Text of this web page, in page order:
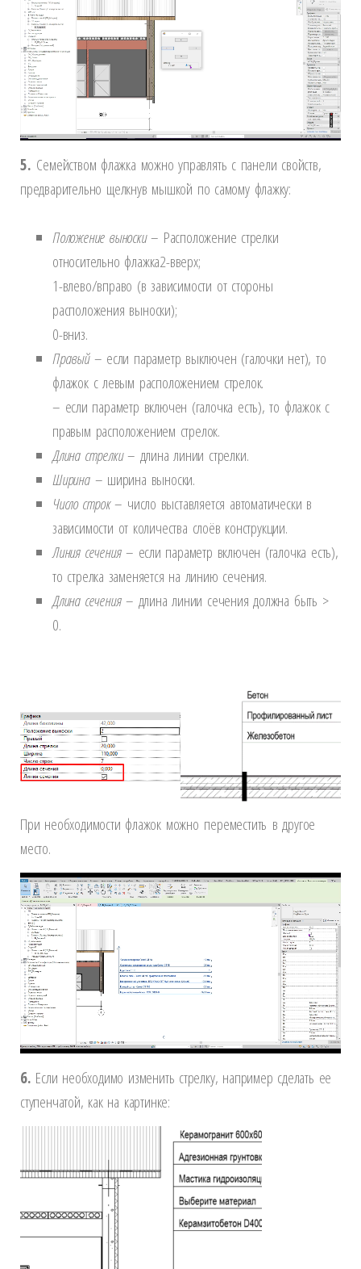
5. Семейством флажка можно управлять с панели свойств,
предварительно щелкнув мышкой по самому флажку:
Положение выноски– Расположение стрелки
относительно флажка2-вверх;
1-влево/вправо (в зависимости от стороны
расположения выноски);
0-вниз.
Правый– если параметр выключен (галочки нет), то
флажок с левым расположением стрелок.
– если параметр включен (галочка есть), то флажок с
правым расположением стрелок.
Длина стрелки– длина линии стрелки.
Ширина – ширина выноски.
Число строк– число выставляется автоматически в
зависимости от количества слоёв конструкции.
Линия сечения– если параметр включен (галочка есть),
то стрелка заменяется на линию сечения.
Длина сечения– длина линии сечения должна быть >
0.
При необходимости флажок можно переместить в другое
место.
6. Если необходимо изменить стрелку, например сделать ее
ступенчатой, как на картинке: